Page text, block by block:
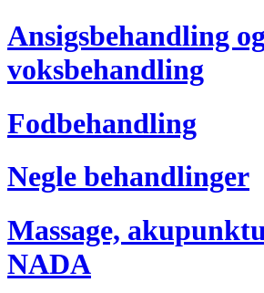
Ansigsbehandling
voksbehandling
Fodbehandling
Negle behandlinger
Massage,
NADA